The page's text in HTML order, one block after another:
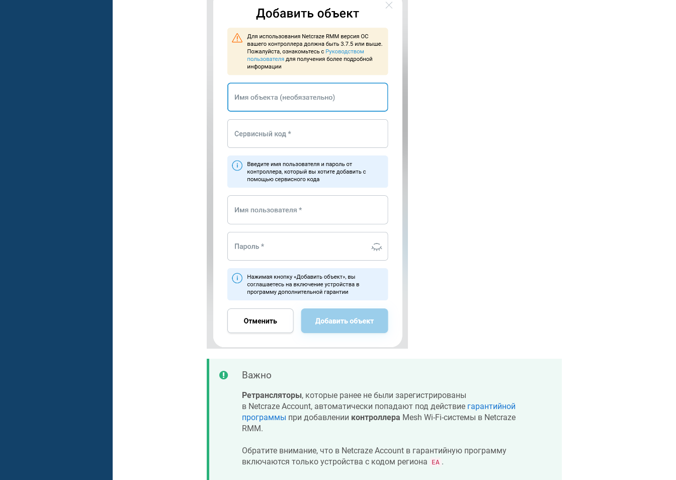
Важно
Ретрансляторы, которые ранее не были зарегистрированы
в NetcrazeAccount, автоматически попадают под действие гарантийной
программы при добавлении контроллера Mesh Wi-Fi-системы в Netcraze
RMM.
Обратите внимание, что в NetcrazeAccount в гарантийную программу
включаются только устройства с кодом региона
EA .